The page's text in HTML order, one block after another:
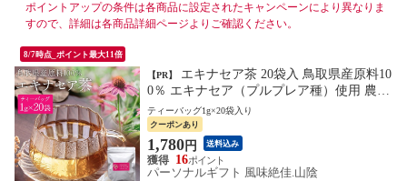
ポイントアップの条件は各商品に設定されたキャンペーンにより異なりま
すので、詳細は各商品詳細ページよりご確認ください。
8/7時点_ポイント最大11倍
【PR】
0％ エキナセア（プルプレア種）使用 農薬
不使用 ティーバッグ 国産 無添加 健康茶
ハーブティー 送料無料 ネコポス（他商品
との同梱不可）
ティーバッグ1g×20袋入り
クーポンあり
1,780円 送料込み
16
パーソナルギフト 風味絶佳.山陰